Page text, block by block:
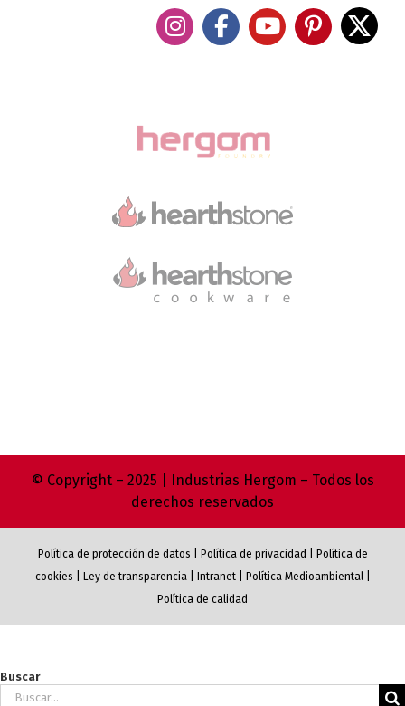
© Copyright – 2025 | Industrias Hergom – Todos los
derechos reservados
Política de protección de datos Política de privacidad
Política de
cookies
Ley de transparencia| Intranet| Política Medioambiental|
Política de calidad
Buscar
Buscar: